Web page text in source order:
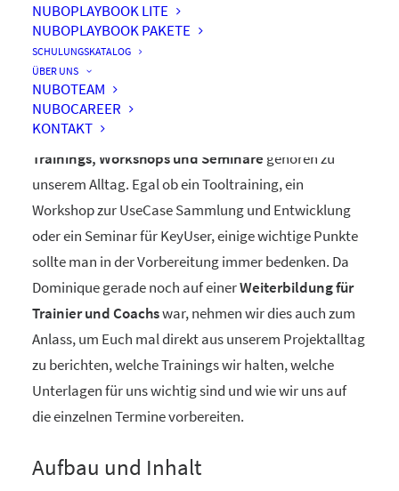
NUBOPLAYBOOK LITE
NUBOPLAYBOOK PAKETE
SCHULUNGSKATALOG
ÜBER UNS
NUBOTEAM
NUBOCAREER
KONTAKT
Trainings, Workshops,
Seminare
Trainings, Workshops und Seminare gehören zu
unserem Alltag. Egal ob ein Tooltraining, ein
Workshop zur UseCase Sammlung und Entwicklung
oder ein Seminar für KeyUser, einige wichtige Punkte
sollte man in der Vorbereitung immer bedenken. Da
Dominique gerade noch auf einerWeiterbildung für
Trainier und Coachswar, nehmen wir dies auch zum
Anlass, um Euch mal direkt aus unserem Projektalltag
zu berichten, welche Trainings wir halten, welche
Unterlagen für uns wichtig sind und wie wir uns auf
die einzelnen Termine vorbereiten.
Aufbau und Inhalt